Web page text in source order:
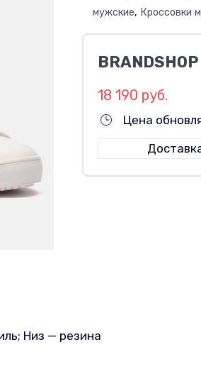
мужские, Кроссовки
BRANDSHOP
18 190 руб.
Цена
Низ — резина